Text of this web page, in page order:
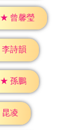
★ 曾馨瑩
李詩韻
★ 孫鵬
昆凌